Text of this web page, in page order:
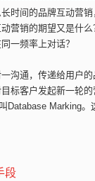
时间的品牌互动营
营销的期望又是什
一频率上对话？
沟通，传递给用户的
标客户发起新一轮
Database Marking。
段